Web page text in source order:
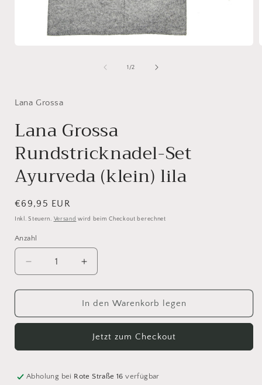
1 /von
2
Lana Grossa
Lana Grossa
Rundstricknadel-Set
Ayurveda (klein) lila
Normaler
Preis
€69,95 EUR
Inkl. Steuern. Versand wird beim Checkout berechnet
Anzahl
Anzahl
Verringere
die
Menge
Lana
Rundstricknadel-
Set
(klein)
Erhöhe
die
Menge
für
Lana
Rundstricknadel-
Set
(klein)
In den Warenkorb legen
Jetzt zum Checkout
Abholung bei Rote Straße 16 verfügbar